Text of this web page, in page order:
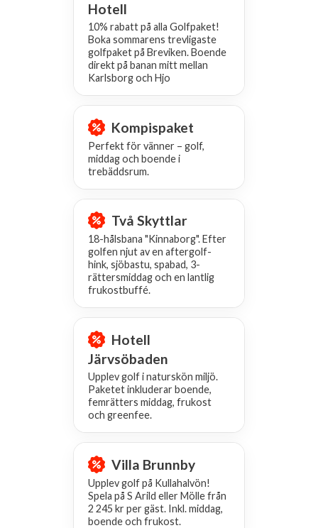
Hotell
10% rabatt på alla Golfpaket!
Boka sommarens trevligaste
golfpaket på Breviken. Boende
direkt på banan mitt mellan
Karlsborg och Hjo
Kompispaket
Perfekt för vänner – golf,
middag och boende i
trebäddsrum.
Två Skyttlar
18-hålsbana "Kinnaborg". Efter
golfen njut av en aftergolf-
hink, sjöbastu, spabad, 3-
rättersmiddag och en lantlig
frukostbuffé.
Hotell
Järvsöbaden
Upplev golf i naturskön miljö.
Paketet inkluderar boende,
femrätters middag, frukost
och greenfee.
Villa Brunnby
Upplev golf på Kullahalvön!
Spela på S Arild eller Mölle från
2 245 kr per gäst. Inkl. middag,
boende och frukost.